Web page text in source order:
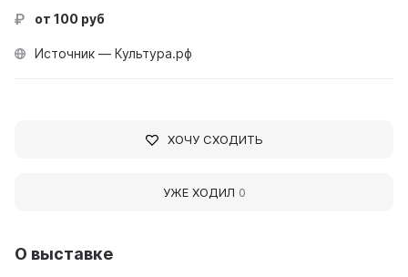
О выставке
от 100 руб
Источник — Культура.рф
ХОЧУ СХОДИТЬ
УЖЕ ХОДИЛ 0